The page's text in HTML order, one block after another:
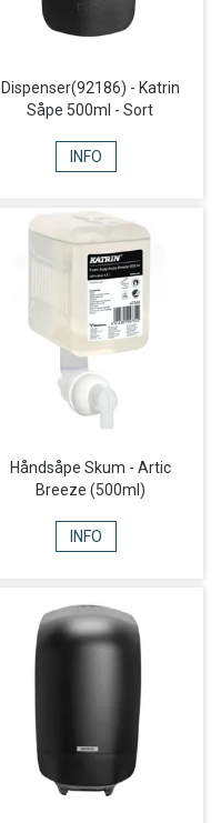
Dispenser(92186) - Katrin
Såpe 500ml - Sort
INFO
Håndsåpe Skum - Artic
Breeze (500ml)
INFO